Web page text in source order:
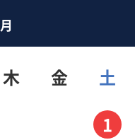
月
木 金
土
1